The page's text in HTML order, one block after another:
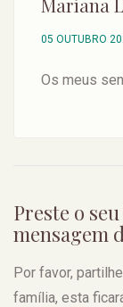
Mariana
05 OUTUBRO
Os meus
Preste o
mensagem
Por favor,
família, esta